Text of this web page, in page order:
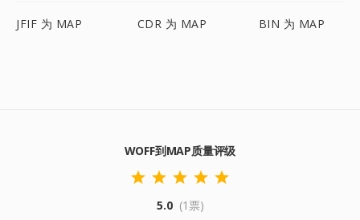
JFIF 为 MAP CDR 为 MAP BIN 为 MAP
WOFF到MAP质量评级
5.0 (1票)